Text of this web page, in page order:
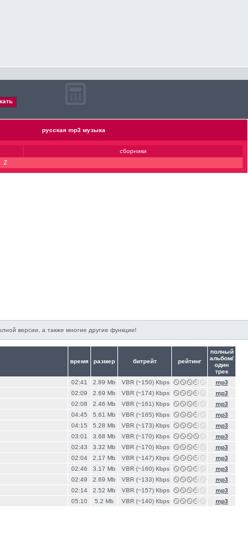
русская mp3 музыка
сборники
Z
версии, а также многие другие функции!
время размер битрейт рейтинг
полный
альбом/
один
трек
02:41 2.89 Mb VBR (~150) Кbps
mp3
02:09 2.69 Mb VBR (~174) Кbps
mp3
02:08 2.46 Mb VBR (~161) Кbps
mp3
04:45 5.61 Mb VBR (~165) Кbps
mp3
04:15 5.28 Mb VBR (~173) Кbps
mp3
03:01 3.68 Mb VBR (~170) Кbps
mp3
02:43 3.32 Mb VBR (~170) Кbps
mp3
02:04 2.17 Mb VBR (~147) Кbps
mp3
02:46 3.17 Mb VBR (~160) Кbps
mp3
02:49 2.69 Mb VBR (~133) Кbps
mp3
02:14 2.52 Mb VBR (~157) Кbps
mp3
05:10 5.2 Mb VBR (~140) Кbps
mp3